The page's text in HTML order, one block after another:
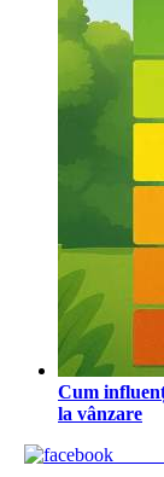
Cum
la vânzare